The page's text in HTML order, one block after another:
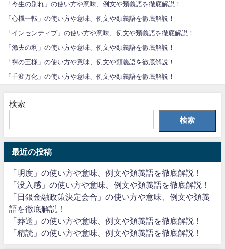
「今生の別れ」の使い方や意味、例文や類義語を徹底解説！
「心機一転」の使い方や意味、例文や類義語を徹底解説！
「インセンティブ」の使い方や意味、例文や類義語を徹底解説！
「漁夫の利」の使い方や意味、例文や類義語を徹底解説！
「裸の王様」の使い方や意味、例文や類義語を徹底解説！
「千変万化」の使い方や意味、例文や類義語を徹底解説！
検索
検索
最近の投稿
「明度」の使い方や意味、例文や類義語を徹底解説！
「没入感」の使い方や意味、例文や類義語を徹底解説！
「日銀金融政策決定会合」の使い方や意味、例文や類義
語を徹底解説！
「葬送」の使い方や意味、例文や類義語を徹底解説！
「精読」の使い方や意味、例文や類義語を徹底解説！